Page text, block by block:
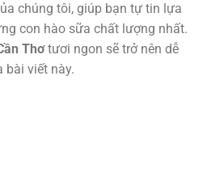
chúng tôi, giúp bạn tự tin lựa
con hào sữa chất lượng nhất.
Thơtươi ngon sẽ trở nên dễ
bài viết này.